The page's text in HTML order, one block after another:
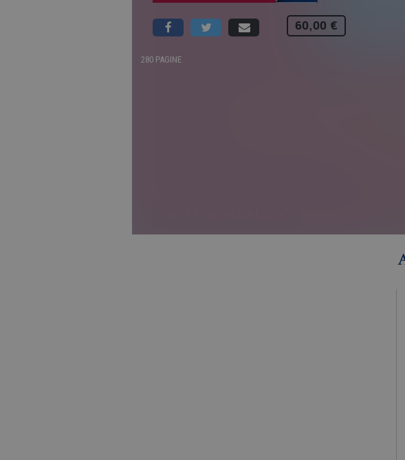
60,00 €
280 PAGINE